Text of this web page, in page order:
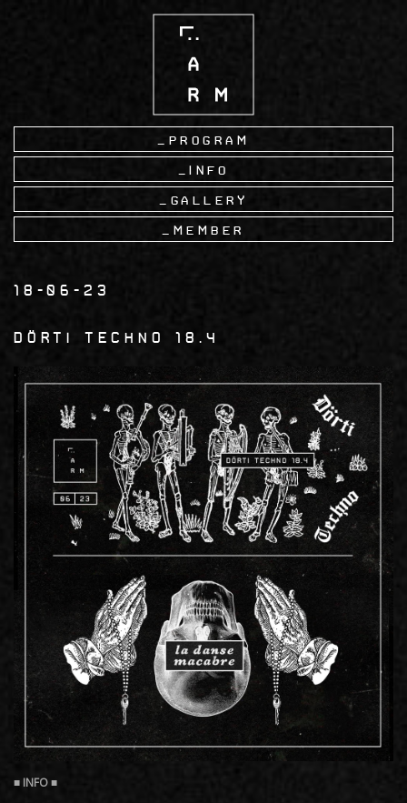
Program
Info
Gallery
Member
18-06-23
Dörti Techno 18.4